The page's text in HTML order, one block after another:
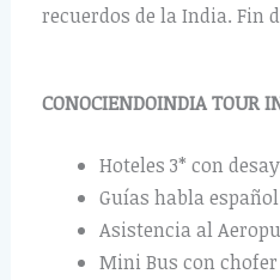
recuerdos de la India. Fin
CONOCIENDOINDIA TOUR
Hoteles 3* con
Guías habla
Asistencia al
Mini Bus con